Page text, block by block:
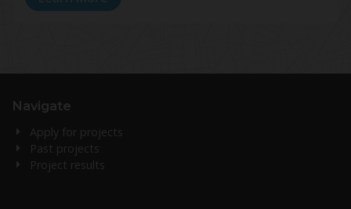
Navigate
Apply for projects
Past projects
Project results